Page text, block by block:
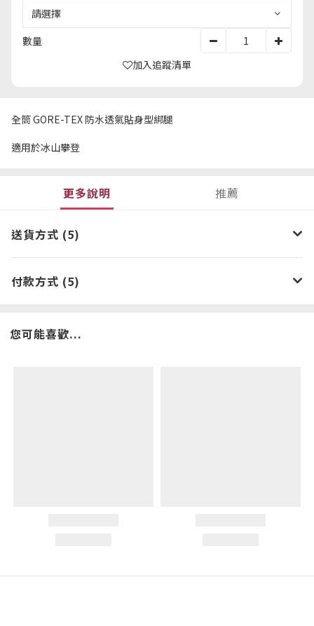
數量
加入追蹤清單
全筒 GORE-TEX 防水透氣貼身型綁腿
適用於冰山攀登
更多說明 推薦
送貨方式 (5)
付款方式 (5)
您可能喜歡...